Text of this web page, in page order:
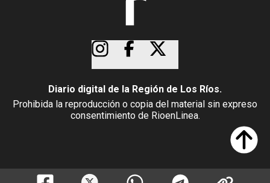
Diario digital de la Región de Los Ríos.
Prohibida la reproducción o copia del material sin expreso
consentimiento de RioenLinea.